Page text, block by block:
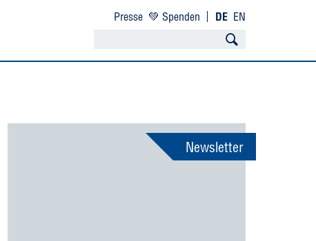
Presse 💚 Spenden DE EN
Newsletter